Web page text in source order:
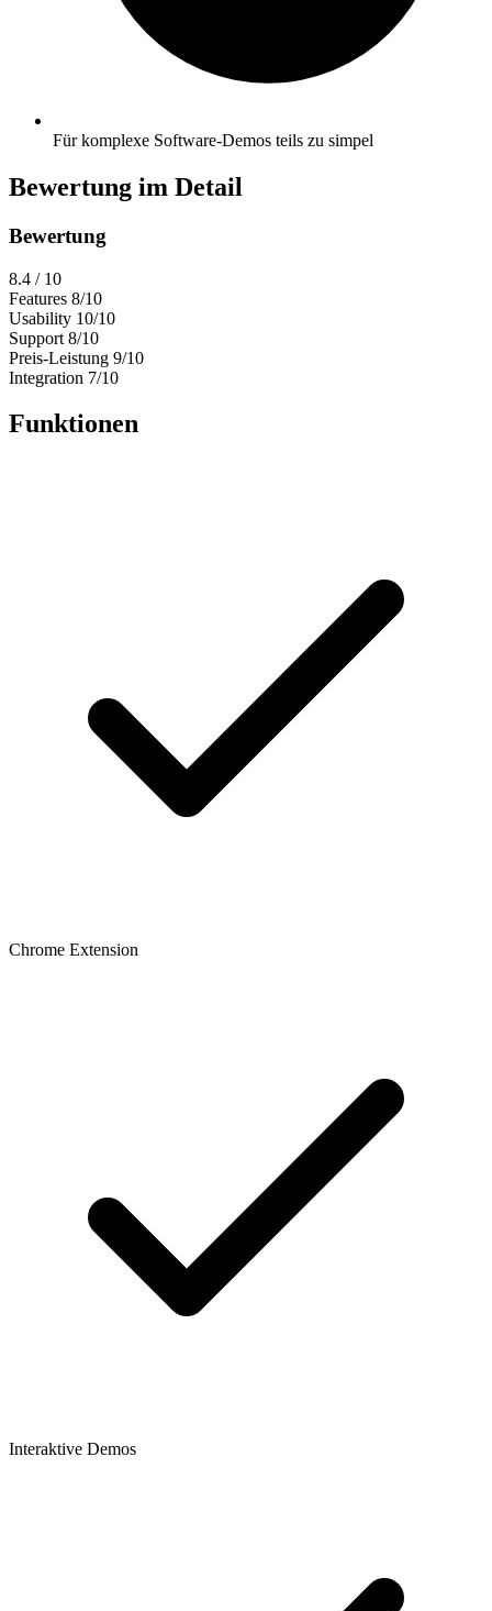
Für komplexe Software-Demos teils zu simpel
Bewertung im Detail
Bewertung
8.4 / 10
Features 8/10
Usability 10/10
Support 8/10
Preis-Leistung 9/10
Integration 7/10
Funktionen
Chrome Extension
Interaktive Demos